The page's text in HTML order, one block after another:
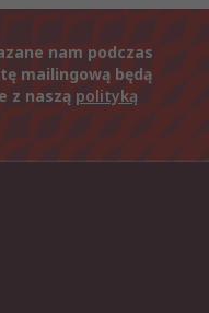
nam podczas
mailingową będą
z naszą polityką